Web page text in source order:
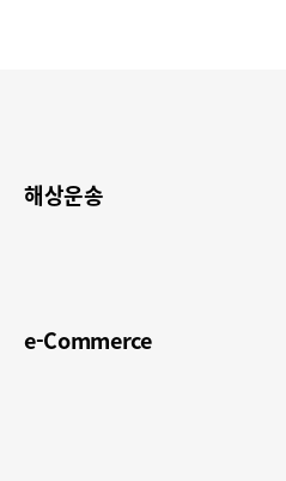
해상운송​
e-Commerce​